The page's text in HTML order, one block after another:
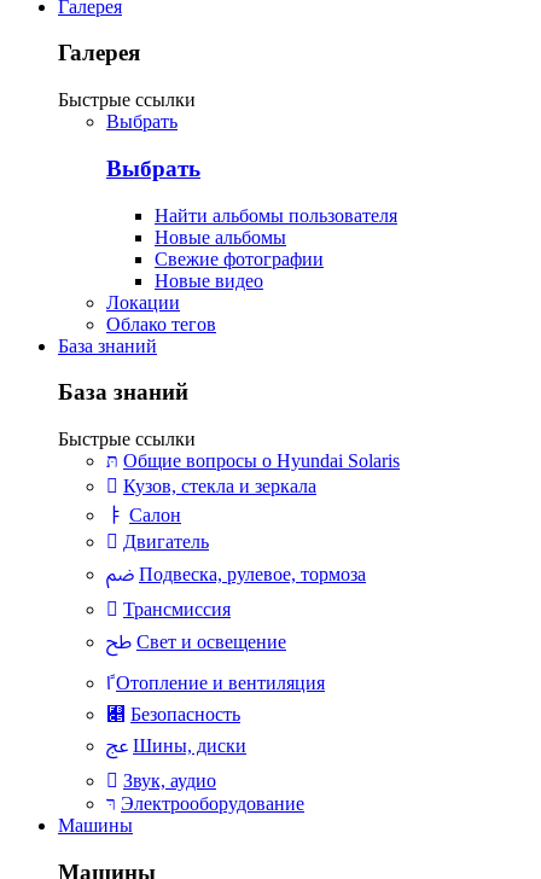
Галерея
Галерея
Быстрые ссылки
Выбрать
Выбрать
Найти альбомы пользователя
Новые альбомы
Свежие фотографии
Новые видео
Локации
Облако тегов
База знаний
База знаний
Быстрые ссылки
Общие вопросы о Hyundai Solaris
Кузов, стекла и зеркала
Салон
Двигатель
Подвеска, рулевое, тормоза
Трансмиссия
Свет и освещение
Отопление и вентиляция
Безопасность
Шины, диски
Звук, аудио
Электрооборудование
Машины
Машины